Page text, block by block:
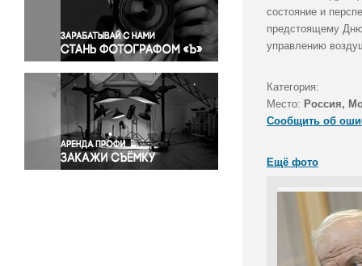
Правосудие
Происшествия и конфликты
Религия
Светская жизнь
Спорт
Экология
Экономика и бизнес
состояние и
предстоящему
управлению
Категория:
Место: Россия,
Сообщить об
Ещё фото